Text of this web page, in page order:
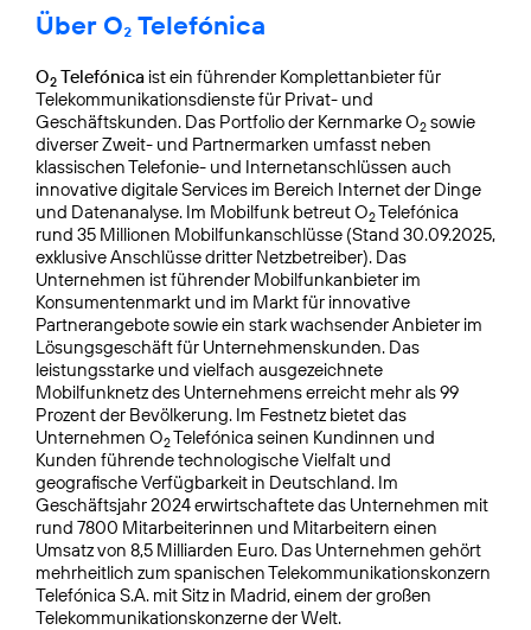
Über O₂ Telefónica
O2 Telefónica ist ein führender Komplettanbieter für
Telekommunikationsdienste für Privat- und
Geschäftskunden. Das Portfolio der Kernmarke O2 sowie
diverser Zweit- und Partnermarken umfasst neben
klassischen Telefonie- und Internetanschlüssen auch
innovative digitale Services im Bereich Internet der Dinge
und Datenanalyse. Im Mobilfunk betreut O2Telefónica
rund 35 Millionen Mobilfunkanschlüsse (Stand 30.09.2025,
exklusive Anschlüsse dritter Netzbetreiber). Das
Unternehmen ist führender Mobilfunkanbieter im
Konsumentenmarkt und im Markt für innovative
Partnerangebote sowie ein stark wachsender Anbieter im
Lösungsgeschäft für Unternehmenskunden. Das
leistungsstarke und vielfach ausgezeichnete
Mobilfunknetz des Unternehmens erreicht mehr als 99
Prozent der Bevölkerung. Im Festnetz bietet das
Unternehmen O2Telefónica seinen Kundinnen und
Kunden führende technologische Vielfalt und
geografische Verfügbarkeit in Deutschland. Im
Geschäftsjahr 2024 erwirtschaftete das Unternehmen mit
rund 7800 Mitarbeiterinnen und Mitarbeitern einen
Umsatz von 8,5 Milliarden Euro. Das Unternehmen gehört
mehrheitlich zum spanischen Telekommunikationskonzern
Telefónica S.A. mit Sitz in Madrid, einem der großen
Telekommunikationskonzerne der Welt.